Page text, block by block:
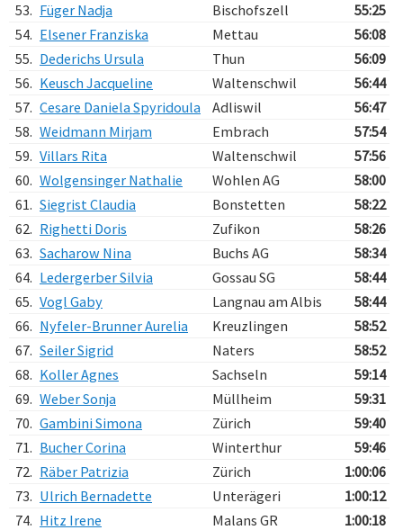
53. Füger Nadja Bischofszell
55:25
54. Elsener Franziska Mettau
56:08
55. Dederichs Ursula Thun
56:09
56. Keusch Jacqueline Waltenschwil
56:44
57. Cesare Daniela Spyridoula Adliswil
56:47
58. Weidmann Mirjam Embrach
57:54
59. Villars Rita Waltenschwil
57:56
60. Wolgensinger Nathalie Wohlen AG
58:00
61. Siegrist Claudia Bonstetten
58:22
62. Righetti Doris Zufikon
58:26
63. Sacharow Nina Buchs AG
58:34
64. Ledergerber Silvia Gossau SG
58:44
65. Vogl Gaby Langnau am Albis
58:44
66. Nyfeler-Brunner Aurelia Kreuzlingen
58:52
67. Seiler Sigrid Naters
58:52
68. Koller Agnes Sachseln
59:14
69. Weber Sonja Müllheim
59:31
70. Gambini Simona Zürich
59:40
71. Bucher Corina Winterthur
59:46
72. Räber Patrizia Zürich
1:00:06
73. Ulrich Bernadette Unterägeri
1:00:12
74. Hitz Irene Malans GR
1:00:18